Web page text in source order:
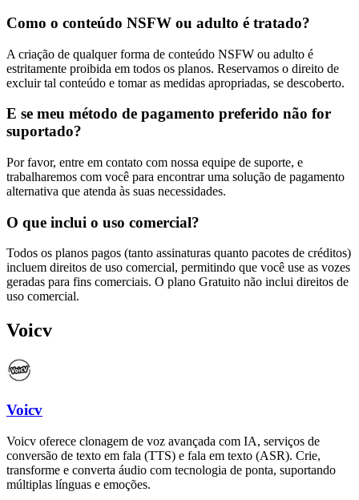
Como o conteúdo NSFW ou adulto é tratado?
A criação de qualquer forma de conteúdo NSFW ou adulto é
estritamente proibida em todos os planos. Reservamos o direito de
excluir tal conteúdo e tomar as medidas apropriadas, se descoberto.
E se meu método de pagamento preferido não for
suportado?
Por favor, entre em contato com nossa equipe de suporte, e
trabalharemos com você para encontrar uma solução de pagamento
alternativa que atenda às suas necessidades.
O que inclui o uso comercial?
Todos os planos pagos (tanto assinaturas quanto pacotes de créditos)
incluem direitos de uso comercial, permitindo que você use as vozes
geradas para fins comerciais. O plano Gratuito não inclui direitos de
uso comercial.
Voicv
Voicv
Voicv oferece clonagem de voz avançada com IA, serviços de
conversão de texto em fala (TTS) e fala em texto (ASR). Crie,
transforme e converta áudio com tecnologia de ponta, suportando
múltiplas línguas e emoções.